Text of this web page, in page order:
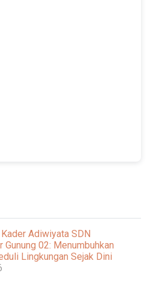
Adiwiyata SDN
Gunung 02: Menumbuhkan
Lingkungan Sejak Dini